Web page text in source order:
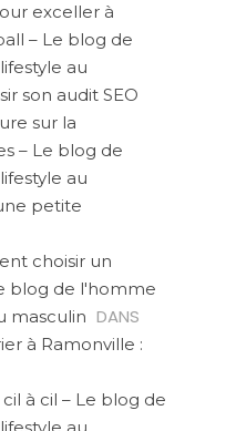
exceller à
– Le blog de
au
son audit SEO
sur la
– Le blog de
au
petite
choisir un
blog de l'homme
masculin DANS
à Ramonville :
à cil – Le blog de